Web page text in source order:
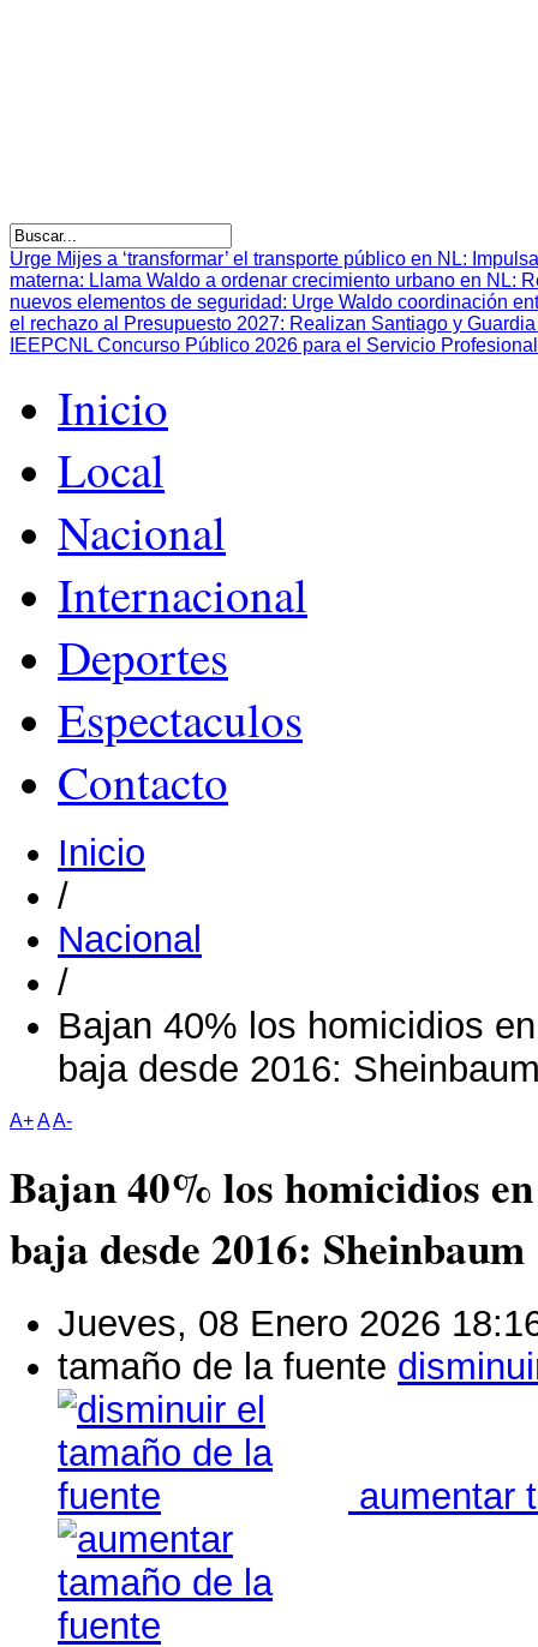
Urge Mijes a ‘transformar’ el transporte público en NL:
materna: Llama Waldo a ordenar crecimiento urbano en NL:
nuevos elementos de seguridad: Urge Waldo coordinación
el rechazo al Presupuesto 2027: Realizan Santiago y
IEEPCNL Concurso Público 2026 para el Servicio
Inicio
Local
Nacional
Internacional
Deportes
Espectaculos
Contacto
Inicio
/
Nacional
/
Bajan 40% los homicidios
baja desde 2016:
A+AA-
Bajan 40% los homicidios
baja desde 2016: Sheinbaum
Jueves, 08 Enero 2026
tamaño de la fuente
aumentar